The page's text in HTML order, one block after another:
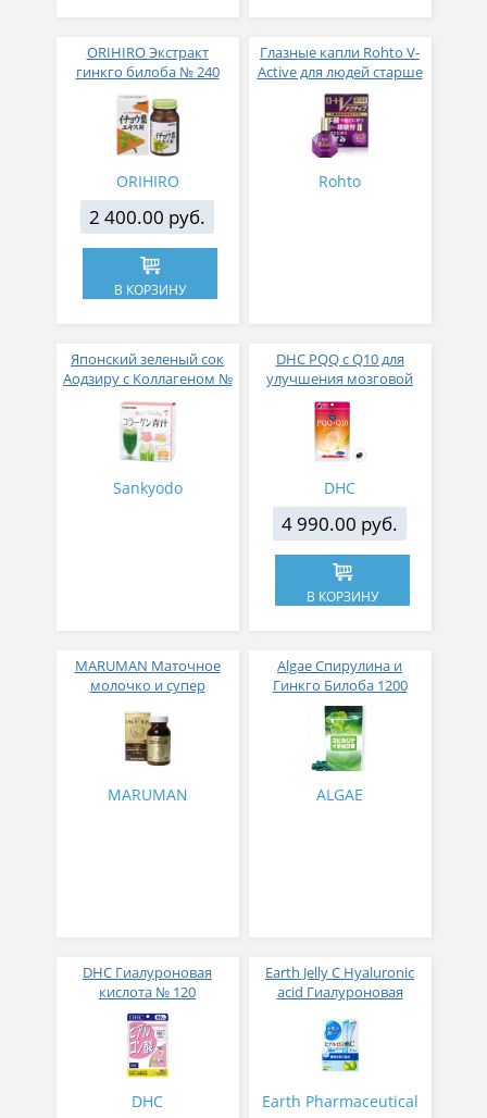
ORIHIRO Экстракт
гинкго билоба № 240
ORIHIRO
2 400.00 руб.
В КОРЗИНУ
Глазные капли Rohto V-
Active для людей старше
50 лет индекс свежести 2
Rohto
Японский зеленый сок
Аодзиру с Коллагеном №
14
Sankyodo
DHC PQQ с Q10 для
улучшения мозговой
активности и улучшения
памяти 30 капсул на 30
дней
DHC
4 990.00 руб.
В КОРЗИНУ
MARUMAN Маточное
молочко и супер
MARUMAN
Algae Спирулина и
Гинкго Билоба 1200
таблеток
ALGAE
DHC Гиалуроновая
кислота № 120
DHC
Earth Jelly С Hyaluronic
acid Гиалуроновая
пептидом и витамином
С вкус груши 10 гр 31
стик
Earth Pharmaceutical